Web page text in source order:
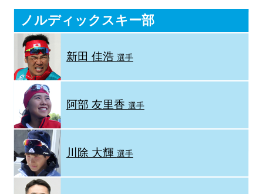
ノルディックスキー部
新田 佳浩選手
阿部 友里香 選手
川除 大輝 選手